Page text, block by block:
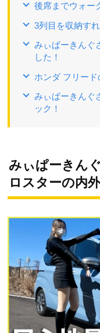
後席までウォー
3列目を収納す
みぃぱーきんぐ
した！
ホンダ フリー
みぃぱーきんぐ
ック！
みぃぱーきん
ロスターの内